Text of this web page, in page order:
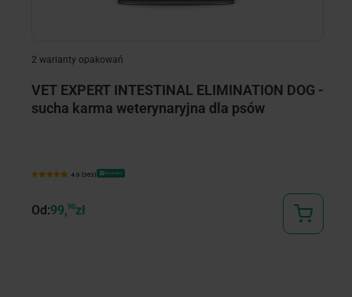
2 warianty opakowań
VET EXPERT INTESTINAL ELIMINATION DOG -
sucha karma weterynaryjna dla psów
4.9 (363) Bestseller
Od:99,90zł